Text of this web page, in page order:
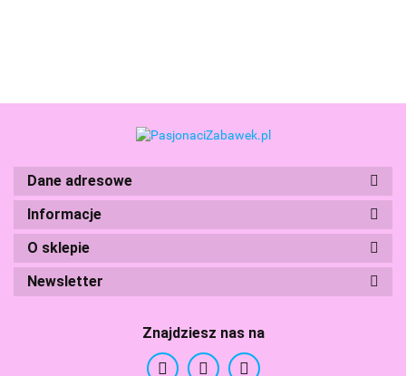
Dane adresowe
Informacje
O sklepie
Newsletter
Znajdziesz nas na